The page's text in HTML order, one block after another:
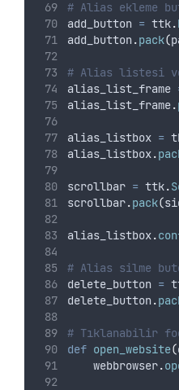
# Alias ekleme
add_button = ttk.
add_button.pack(
# Alias listesi
alias_list_frame
alias_list_frame.
alias_listbox =
alias_listbox.
scrollbar = ttk.
scrollbar.pack(
alias_listbox.
# Alias silme
delete_button =
delete_button.
# Tıklanabilir
def open_website(
    webbrowser
.